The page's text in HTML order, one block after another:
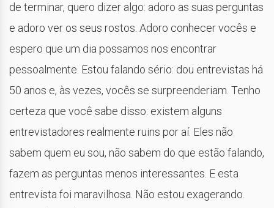
de terminar, quero dizer algo: adoro as suas perguntas
e adoro ver os seus rostos. Adoro conhecer vocês e
espero que um dia possamos nos encontrar
pessoalmente. Estou falando sério: dou entrevistas há
50 anos e, às vezes, vocês se surpreenderiam. Tenho
certeza que você sabe disso: existem alguns
entrevistadores realmente ruins por aí. Eles não
sabem quem eu sou, não sabem do que estão falando,
fazem as perguntas menos interessantes. E esta
entrevista foi maravilhosa. Não estou exagerando.